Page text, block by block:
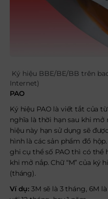
Ký hiệu BBE/BE/BB trên
Internet)
PAO
Ký hiệu PAO là viết tắt của
nghĩa là thời hạn sau khi mở
hiệu này hạn sử dụng sẽ
hình là các sản phẩm đồ
ghi cụ thể số PAO thì có thể
khi mở nắp. Chữ “M” của ký
(tháng).
Ví dụ: 3M sẽ là 3 tháng, 6M